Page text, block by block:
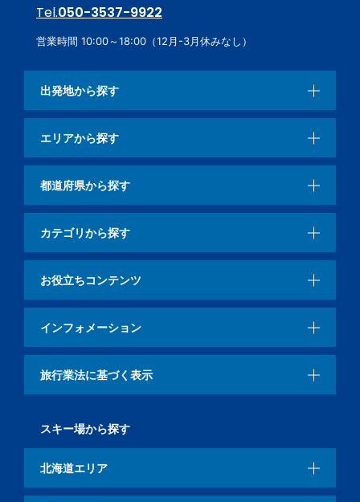
Tel.050-3537-9922
営業時間 10:00～18:00（12月-3月休みなし）
出発地から探す
エリアから探す
都道府県から探す
カテゴリから探す
お役立ちコンテンツ
インフォメーション
旅行業法に基づく表示
スキー場から探す
北海道エリア